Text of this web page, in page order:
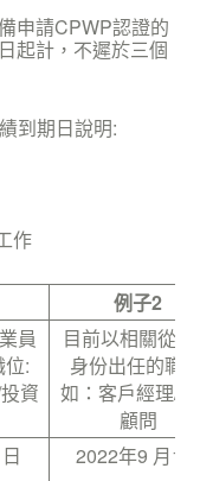
申請CPWP認證的
起計，不遲於三個
到期日說明:
作
例子2
員
:
資
目前以相關從業
身份出任的職
如：客戶經理/
顧問
2022年9 月1日